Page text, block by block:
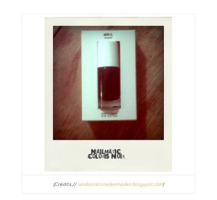
(Crédits.// lelaboratoiredesmodes.blogspot.com)